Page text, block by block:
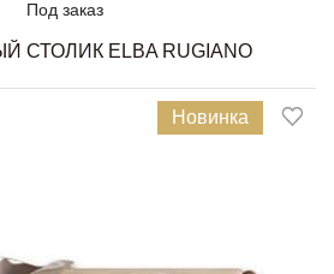
Под заказ
СТОЛИК ELBA RUGIANO
Новинка